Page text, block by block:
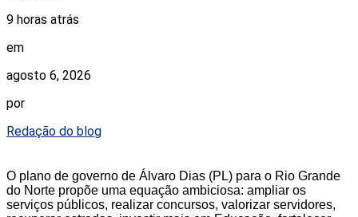
9 horas atrás
em
agosto 6, 2026
por
Redação do blog
O plano de governo de Álvaro Dias (PL) para o Rio Grande
do Norte propõe uma equação ambiciosa: ampliar os
serviços públicos, realizar concursos, valorizar servidores,